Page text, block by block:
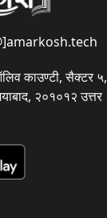
काउण्टी, सैक्टर ५,
२०१०१२ उत्तर